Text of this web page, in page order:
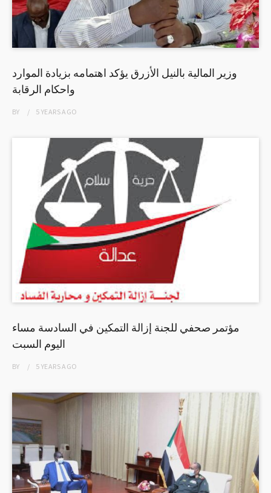
وزير المالية بالنيل الأزرق يؤكد اهتمامه بزيادة الموارد
واحكام الرقابة
BY 5 YEARSAGO
مؤتمر صحفي للجنة إزالة التمكين في السادسة مساء
اليوم السبت
BY 5 YEARSAGO